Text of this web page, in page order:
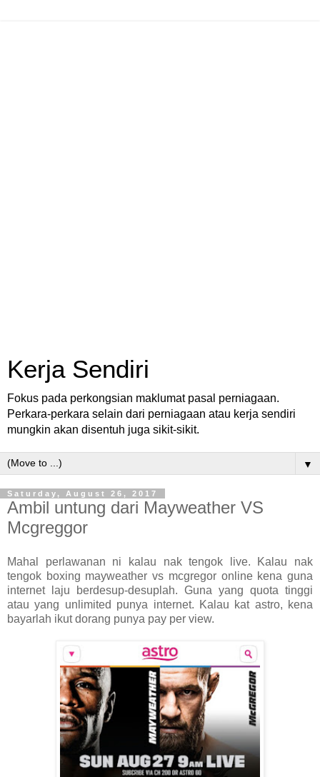
Kerja Sendiri
Fokus pada perkongsian maklumat pasal perniagaan.
Perkara-perkara selain dari perniagaan atau kerja sendiri
mungkin akan disentuh juga sikit-sikit.
▼
Saturday, August 26, 2017
Ambil untung dari Mayweather VS
Mcgreggor
Mahal perlawanan ni kalau nak tengok live. Kalau nak
tengok boxing mayweather vs mcgregor online kena guna
internet laju berdesup-desuplah. Guna yang quota tinggi
atau yang unlimited punya internet. Kalau kat astro, kena
bayarlah ikut dorang punya pay per view.